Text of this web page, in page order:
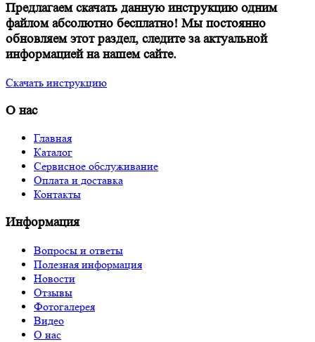
Предлагаем скачать данную инструкцию одним
файлом абсолютно бесплатно! Мы постоянно
обновляем этот раздел, следите за актуальной
информацией на нашем сайте.
Скачать инструкцию
О нас
Главная
Каталог
Сервисное обслуживание
Оплата и доставка
Контакты
Информация
Вопросы и ответы
Полезная информация
Новости
Отзывы
Фотогалерея
Видео
О нас